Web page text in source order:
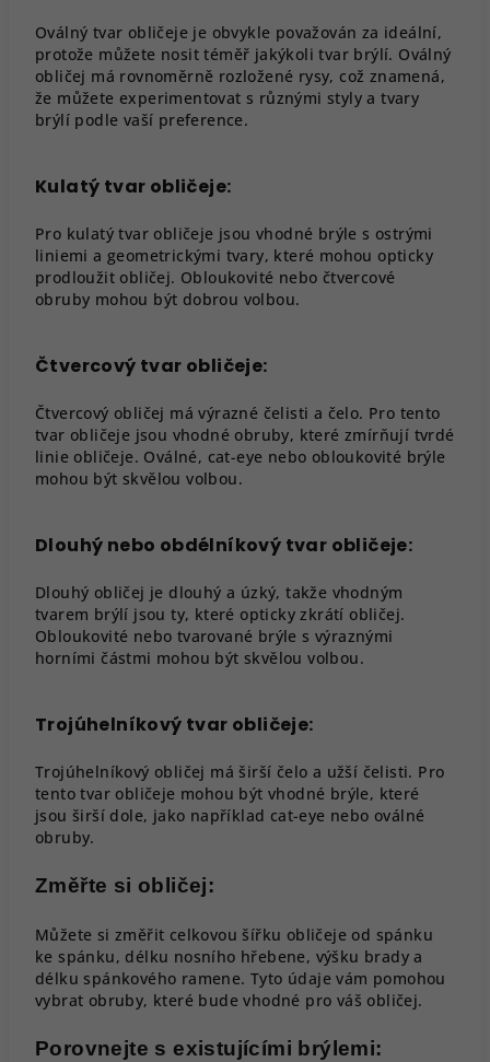
Oválný tvar obličeje je obvykle považován za ideální,
protože můžete nosit téměř jakýkoli tvar brýlí. Oválný
obličej má rovnoměrně rozložené rysy, což znamená,
že můžete experimentovat s různými styly a tvary
brýlí podle vaší preference.
Kulatý tvar obličeje:
Pro kulatý tvar obličeje jsou vhodné brýle s ostrými
liniemi a geometrickými tvary, které mohou opticky
prodloužit obličej. Obloukovité nebo čtvercové
obruby mohou být dobrou volbou.
Čtvercový tvar obličeje:
Čtvercový obličej má výrazné čelisti a čelo. Pro tento
tvar obličeje jsou vhodné obruby, které zmírňují tvrdé
linie obličeje. Oválné, cat-eye nebo obloukovité brýle
mohou být skvělou volbou.
Dlouhý nebo obdélníkový tvar obličeje:
Dlouhý obličej je dlouhý a úzký, takže vhodným
tvarem brýlí jsou ty, které opticky zkrátí obličej.
Obloukovité nebo tvarované brýle s výraznými
horními částmi mohou být skvělou volbou.
Trojúhelníkový tvar obličeje:
Trojúhelníkový obličej má širší čelo a užší čelisti. Pro
tento tvar obličeje mohou být vhodné brýle, které
jsou širší dole, jako například cat-eye nebo oválné
obruby.
Změřte si obličej:
Můžete si změřit celkovou šířku obličeje od spánku
ke spánku, délku nosního hřebene, výšku brady a
délku spánkového ramene. Tyto údaje vám pomohou
vybrat obruby, které bude vhodné pro váš obličej.
Porovnejte s existujícími brýlemi: